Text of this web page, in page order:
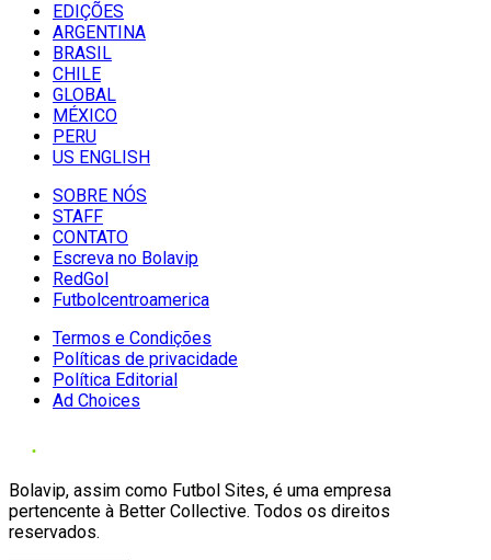
EDIÇÕES
ARGENTINA
BRASIL
CHILE
GLOBAL
MÉXICO
PERU
US ENGLISH
SOBRE NÓS
STAFF
CONTATO
Escreva no Bolavip
RedGol
Futbolcentroamerica
Termos e Condições
Políticas de privacidade
Política Editorial
Ad Choices
Bolavip, assim como Futbol Sites, é uma empresa
pertencente à Better Collective. Todos os direitos
reservados.